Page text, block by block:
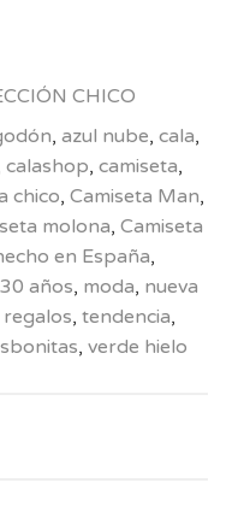
CHICO
, azul nube, cala,
calashop, camiseta,
chico, Camiseta Man,
molona, Camiseta
en España,
años, moda, nueva
regalos, tendencia,
, verde hielo